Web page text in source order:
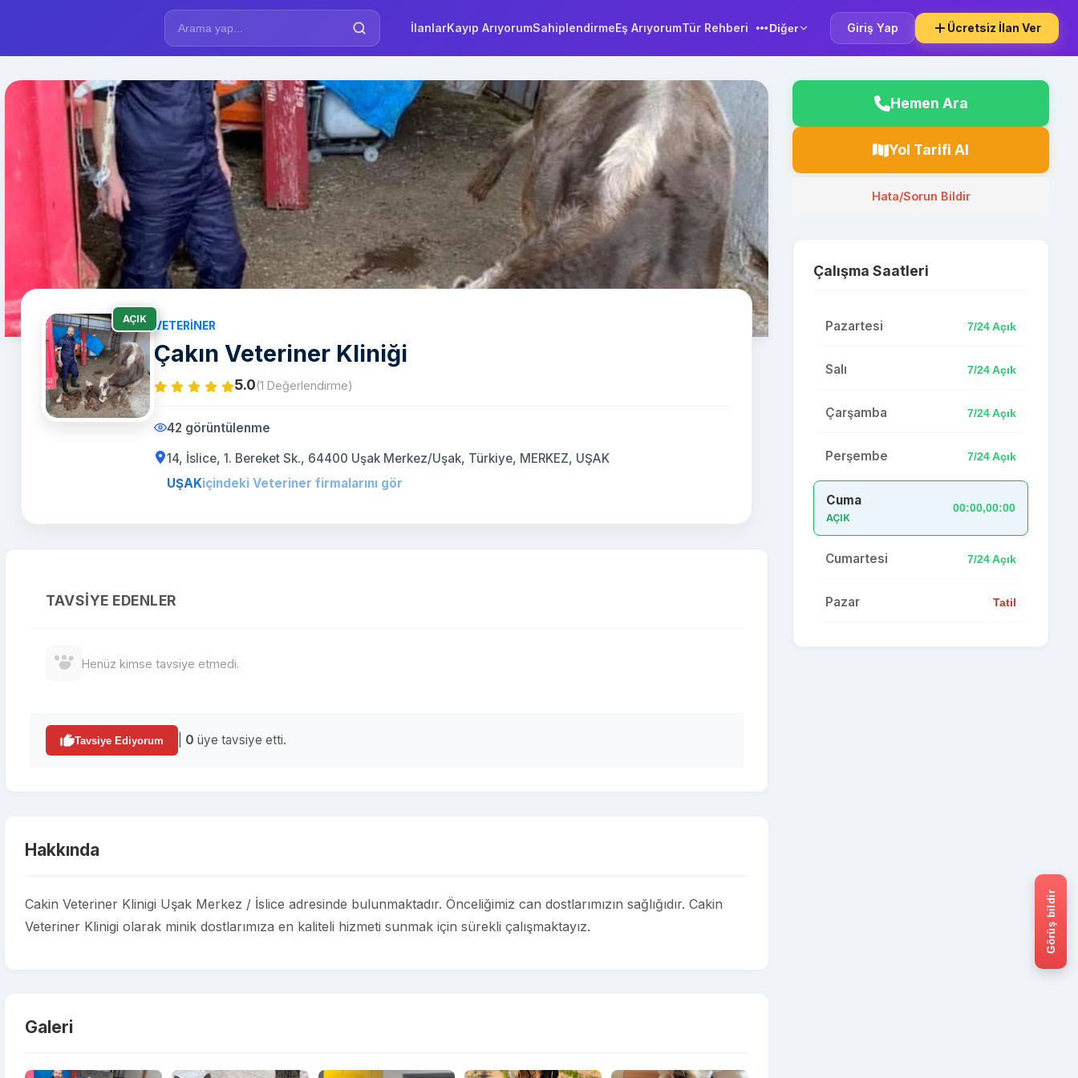
İlanlarKayıp ArıyorumSahiplendirmeEş ArıyorumTür Rehberi Diğer Giriş Yap Ücretsiz İlan Ver
AÇIK
VETERINER
Çakın Veteriner Kliniği
5.0(1 Değerlendirme)
42 görüntülenme
14, İslice, 1. Bereket Sk., 64400 Uşak Merkez/Uşak, Türkiye, MERKEZ, UŞAK
UŞAKiçindeki Veteriner firmalarını gör
TAVSIYE EDENLER
Henüz kimse tavsiye etmedi.
Tavsiye Ediyorum 0 üye tavsiye etti.
Hakkında
Cakin Veteriner Klinigi Uşak Merkez / İslice adresinde bulunmaktadır. Önceliğimiz can dostlarımızın sağlığıdır. Cakin
Veteriner Klinigi olarak minik dostlarımıza en kaliteli hizmeti sunmak için sürekli çalışmaktayız.
Galeri
Hemen Ara
Yol Tarifi Al
Hata/Sorun Bildir
Çalışma Saatleri
Pazartesi 7/24 Açık
Salı 7/24 Açık
Çarşamba 7/24 Açık
Perşembe 7/24 Açık
Cuma
AÇIK
00:00,00:00
Cumartesi 7/24 Açık
Pazar Tatil
Görüş bildir